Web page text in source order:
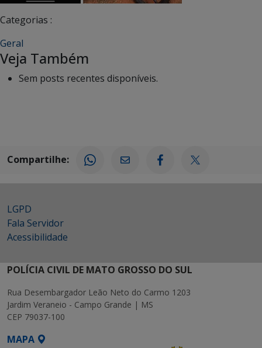
Categorias :
Geral
Veja Também
Sem posts recentes disponíveis.
Compartilhe:
LGPD
Fala Servidor
Acessibilidade
POLÍCIA CIVIL DE MATO GROSSO DO SUL
Rua Desembargador Leão Neto do Carmo 1203
Jardim Veraneio - Campo Grande | MS
CEP 79037-100
MAPA